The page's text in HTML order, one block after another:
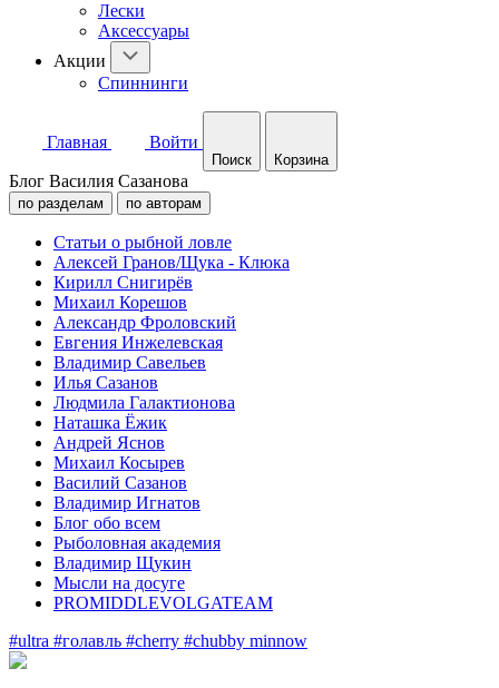
Лески
Аксессуары
Акции
Спиннинги
Главная Войти
Поиск Корзина
Блог Василия Сазанова
по разделам по авторам
Статьи о рыбной ловле
Алексей Гранов/Щука - Клюка
Кирилл Снигирёв
Михаил Корешов
Александр Фроловский
Евгения Инжелевская
Владимир Савельев
Илья Сазанов
Людмила Галактионова
Наташка Ёжик
Андрей Яснов
Михаил Косырев
Василий Сазанов
Владимир Игнатов
Блог обо всем
Рыболовная академия
Владимир Щукин
Мысли на досуге
PROMIDDLEVOLGATEAM
#ultra #голавль #cherry #chubby minnow